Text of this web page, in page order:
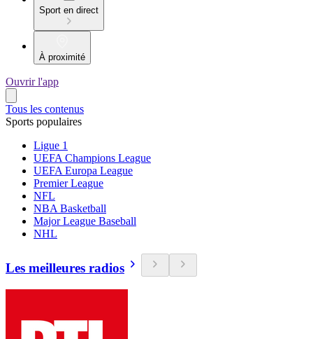
Sport en direct
À proximité
Ouvrir l'app
Tous les contenus
Sports populaires
Ligue 1
UEFA Champions League
UEFA Europa League
Premier League
NFL
NBA Basketball
Major League Baseball
NHL
Les meilleures radios